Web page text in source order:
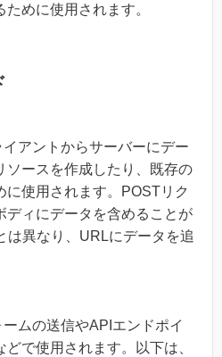
めに使用されます。
アントからサーバーにデー
ソースを作成したり、既存の
に使用されます。POSTリク
ディにデータを含めることが
は異なり、URLにデータを追
ムの送信やAPIエンドポイ
で使用されます。以下は、